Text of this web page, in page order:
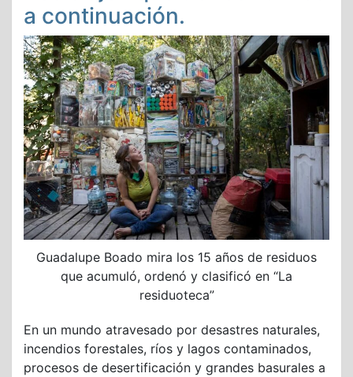
a continuación.
Guadalupe Boado mira los 15 años de residuos
que acumuló, ordenó y clasificó en “La
residuoteca”
En un mundo atravesado por desastres naturales,
incendios forestales, ríos y lagos contaminados,
procesos de desertificación y grandes basurales a